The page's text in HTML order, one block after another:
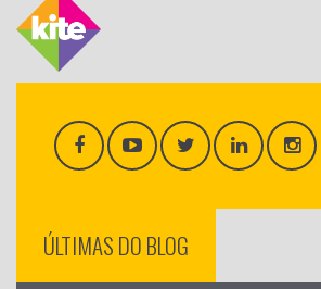
ÚLTIMAS DO BLOG